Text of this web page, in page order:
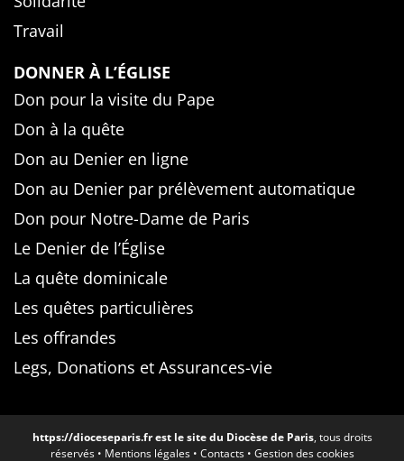
Travail
DONNER À L’ÉGLISE
Don pour la visite du Pape
Don à la quête
Don au Denier en ligne
Don au Denier par prélèvement automatique
Don pour Notre-Dame de Paris
Le Denier de l’Église
La quête dominicale
Les quêtes particulières
Les offrandes
Legs, Donations et Assurances-vie
https://dioceseparis.frest le site du Diocèse de Paris, tous droits
réservés • Mentions légales• Contacts• Gestion des cookies